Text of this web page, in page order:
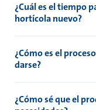
¿Cuál es el tiempo
hortícola nuevo?
de alrededor de 3-6
¿Cómo es el
darse?
plástico. Después lo
¿Cómo sé que el